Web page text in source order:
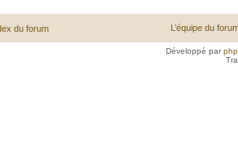
du forum L’équipe du
Développé par